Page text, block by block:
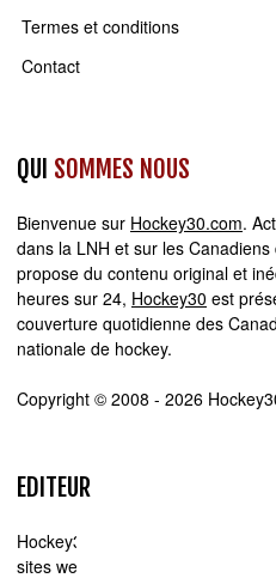
Termes et conditions
Contact
QUI SOMMES NOUS
Bienvenue sur Hockey30.com.
dans la LNH et sur les
propose du contenu original et
heures sur 24, Hockey30 est
couverture quotidienne des
nationale de hockey.
Copyright © 2008 - 2026
EDITEUR
Hockey30.com se spécialise
sites web d'actualité. Chez